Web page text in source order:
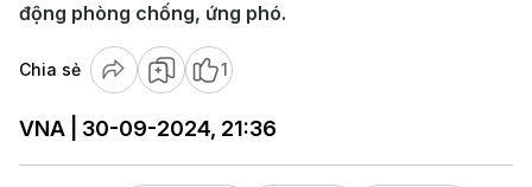
động phòng chống, ứng phó.
Chia sẻ 1
VNA | 30-09-2024, 21:36